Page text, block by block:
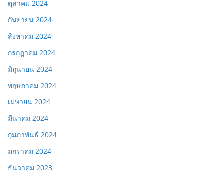
ตุลาคม 2024
กันยายน 2024
สิงหาคม 2024
กรกฎาคม 2024
มิถุนายน 2024
พฤษภาคม 2024
เมษายน 2024
มีนาคม 2024
กุมภาพันธ์ 2024
มกราคม 2024
ธันวาคม 2023